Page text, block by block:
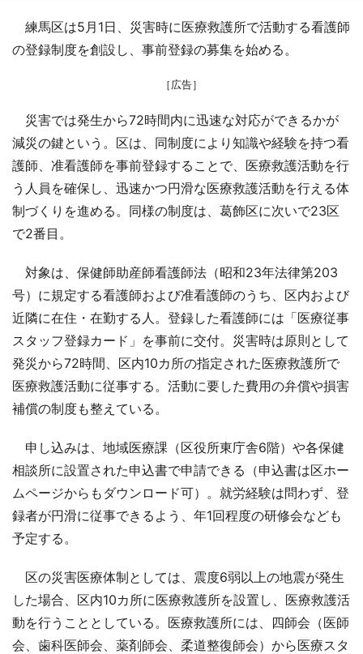
練馬区は5月1日、災害時に医療救護所で活動する看護師
の登録制度を創設し、事前登録の募集を始める。
［広告］
災害では発生から72時間内に迅速な対応ができるかが
減災の鍵という。区は、同制度により知識や経験を持つ看
護師、准看護師を事前登録することで、医療救護活動を行
う人員を確保し、迅速かつ円滑な医療救護活動を行える体
制づくりを進める。同様の制度は、葛飾区に次いで23区
で2番目。
対象は、保健師助産師看護師法（昭和23年法律第203
号）に規定する看護師および准看護師のうち、区内および
近隣に在住・在勤する人。登録した看護師には「医療従事
スタッフ登録カード」を事前に交付。災害時は原則として
発災から72時間、区内10カ所の指定された医療救護所で
医療救護活動に従事する。活動に要した費用の弁償や損害
補償の制度も整えている。
申し込みは、地域医療課（区役所東庁舎6階）や各保健
相談所に設置された申込書で申請できる（申込書は区ホー
ムページからもダウンロード可）。就労経験は問わず、登
録者が円滑に従事できるよう、年1回程度の研修会なども
予定する。
区の災害医療体制としては、震度6弱以上の地震が発生
した場合、区内10カ所に医療救護所を設置し、医療救護活
動を行うこととしている。医療救護所には、四師会（医師
会、歯科医師会、薬剤師会、柔道整復師会）から医療スタ